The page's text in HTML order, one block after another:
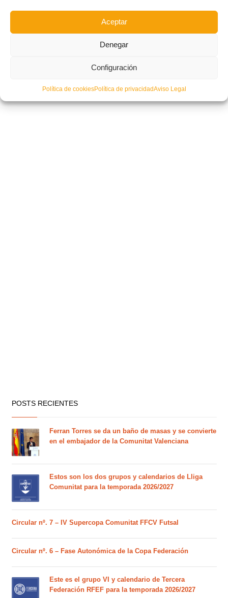
Aceptar
Denegar
Configuración
Política de cookiesPolítica de privacidadAviso Legal
POSTS RECIENTES
Ferran Torres se da un baño de masas y se convierte
en el embajador de la Comunitat Valenciana
Estos son los dos grupos y calendarios de Lliga
Comunitat para la temporada 2026/2027
Circular nº. 7 – IV Supercopa Comunitat FFCV Futsal
Circular nº. 6 – Fase Autonómica de la Copa Federación
Este es el grupo VI y calendario de Tercera
Federación RFEF para la temporada 2026/2027